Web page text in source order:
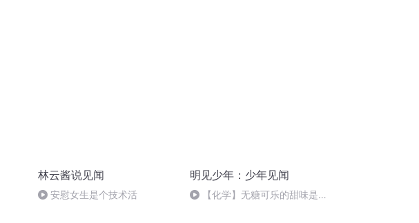
林云酱说见闻
安慰女生是个技术活
明见少年：少年见闻
【化学】无糖可乐的甜味是从